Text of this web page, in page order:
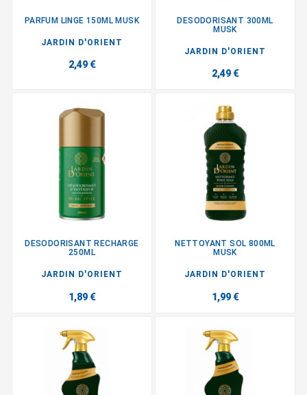
PARFUM LINGE 150ML MUSK
JARDIN D'ORIENT
2,49 €
DESODORISANT 300ML
MUSK
JARDIN D'ORIENT
2,49 €
DESODORISANT RECHARGE
250ML
JARDIN D'ORIENT
1,89 €
NETTOYANT SOL 800ML
MUSK
JARDIN D'ORIENT
1,99 €